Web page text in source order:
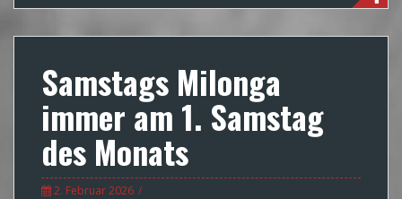
Samstags Milonga
immer am 1. Samstag
des Monats
2. Februar 2026